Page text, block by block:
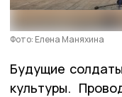
Фото: Елена Маняхина
Будущие
культуры.